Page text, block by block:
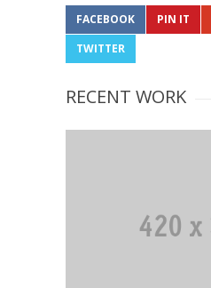
FACEBOOK PIN IT
TWITTER
RECENT WORK